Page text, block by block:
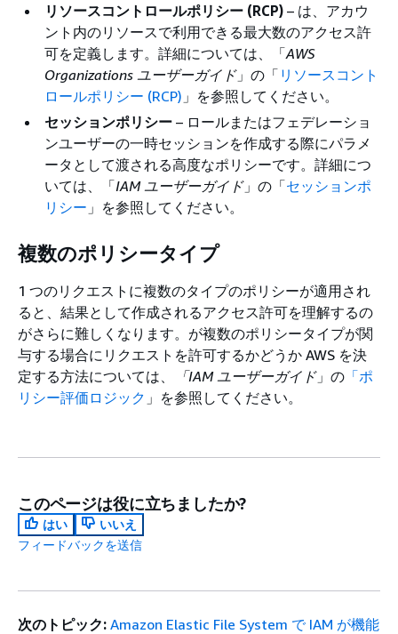
リソースコントロールポリシー (RCP) – は、アカウ
ント内のリソースで利用できる最大数のアクセス許
可を定義します。詳細については、「AWS
Organizations ユーザーガイド」の「 リソースコント
ロールポリシー (RCP) 」を参照してください。
セッションポリシー – ロールまたはフェデレーショ
ンユーザーの一時セッションを作成する際にパラメ
ータとして渡される高度なポリシーです。詳細につ
いては、「IAM ユーザーガイド」の「セッションポ
リシー 」を参照してください。
複数のポリシータイプ
1 つのリクエストに複数のタイプのポリシーが適用され
ると、結果として作成されるアクセス許可を理解するの
がさらに難しくなります。が複数のポリシータイプが関
与する場合にリクエストを許可するかどうか AWS を決
定する方法については、
「IAM ユーザーガイド」の 「ポ
リシー評価ロジック 」を参照してください。
このページは役に立ちましたか?
はい
いいえ
フィードバックを送信
次のトピック: Amazon Elastic File System で IAM が機能